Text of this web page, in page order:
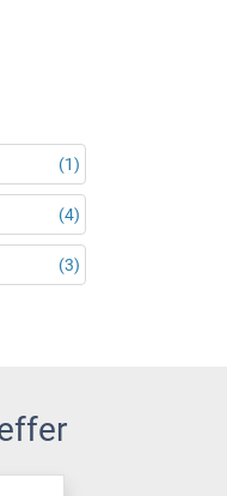
(1)
(4)
(3)